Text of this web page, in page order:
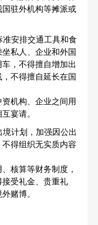
驻外机构等摊派或
安排交通工具和食
私人、企业和外国
，不得擅自增加出
不得擅自延长在国
机构、企业之间用
宴请。
计划，加强因公出
得组织无实质内容
核算等财务制度，
受礼金、贵重礼
赌博。